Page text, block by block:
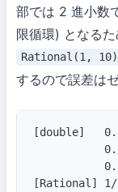
部では 2 進小数
限循環) となるた
Rational(1, 10)
するので誤差は
[double]
[Rational]